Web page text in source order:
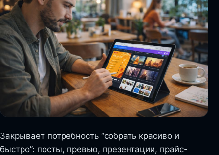
Закрывает потребность “собрать красиво и
быстро”: посты, превью, презентации, прайс-